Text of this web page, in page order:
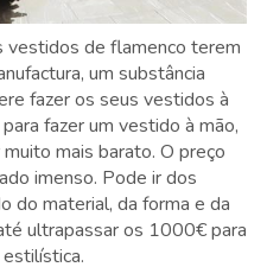
vestidos de flamenco terem
um substância
fazer os seus vestidos à
fazer um vestido à mão,
mais barato. O preço
imenso. Pode ir dos
do material, da forma e da
ultrapassar os 1000€ para